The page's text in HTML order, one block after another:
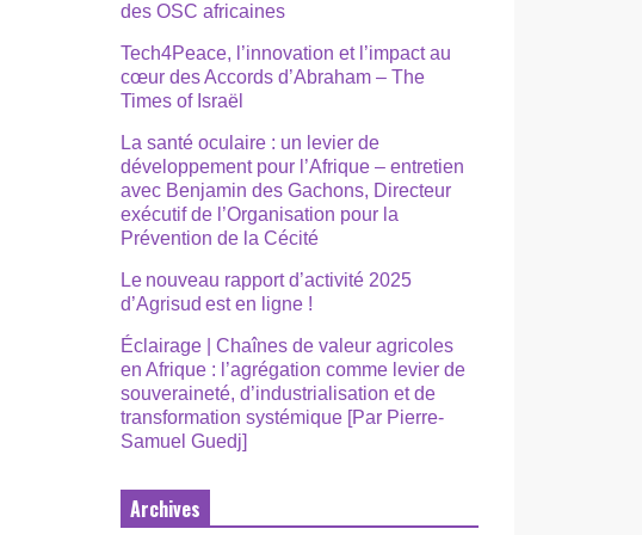
des OSC africaines
Tech4Peace, l’innovation et l’impact au
cœur des Accords d’Abraham – The
Times of Israël
La santé oculaire : un levier de
développement pour l’Afrique – entretien
avec Benjamin des Gachons, Directeur
exécutif de l’Organisation pour la
Prévention de la Cécité
Le nouveau rapport d’activité 2025
d’Agrisud est en ligne !
Éclairage | Chaînes de valeur agricoles
en Afrique : l’agrégation comme levier de
souveraineté, d’industrialisation et de
transformation systémique [Par Pierre-
Samuel Guedj]
Archives